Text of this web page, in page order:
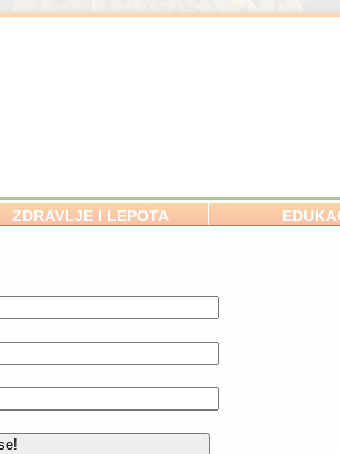
ZDRAVLJE I LEPOTA